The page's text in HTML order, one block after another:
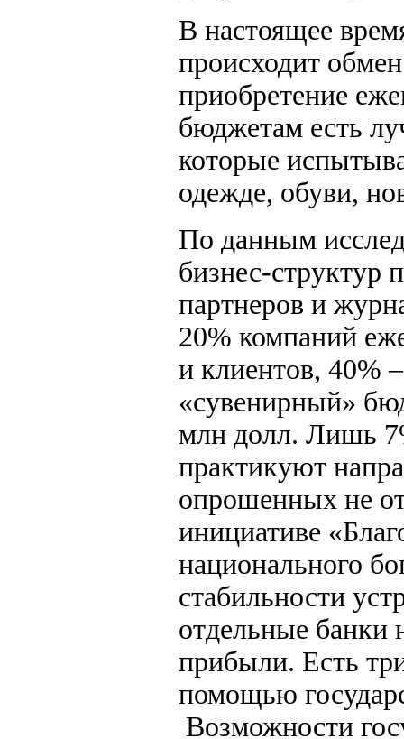
В настоящее
происходит
приобретение
бюджетам есть
которые
одежде, обуви,
По данным
бизнес-структур
партнеров и
20% компаний
и клиентов, 40%
«сувенирный»
млн долл. Лишь
практикуют
опрошенных не
инициативе
национального
стабильности
отдельные банки
прибыли. Есть
помощью
Возможности